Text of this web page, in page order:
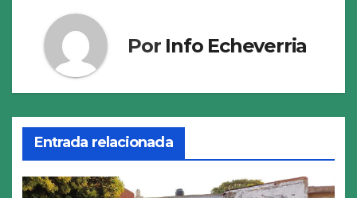
Por Info Echeverria
Entrada relacionada